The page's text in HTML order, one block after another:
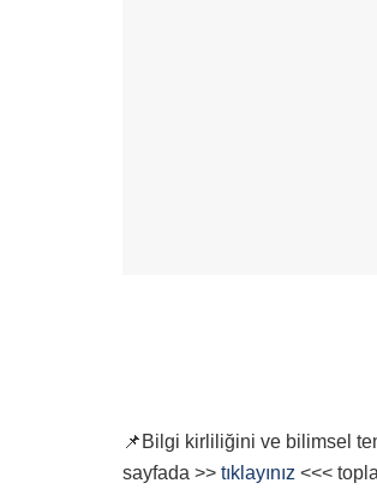
📌Bilgi kirliliğini ve bilimsel
sayfada >> tıklayınız <<<